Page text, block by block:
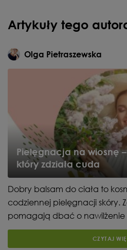
Artykuły tego
Pielęgnacja na wiosnę
który zdziała cuda
Dobry balsam do ciała to
codziennej pielęgnacji skóry.
pomagają dbać o nawilżenie
Olga Pietraszewska
CZYTAJ